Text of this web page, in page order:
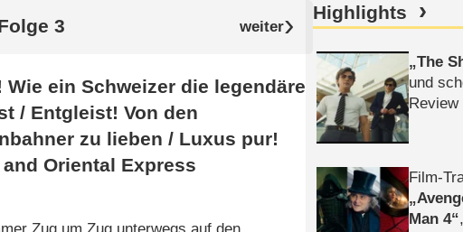
3
ein Schweizer die legendäre
/​ Entgleist! Von den
zu lieben /​ Luxus pur!
Oriental Express
Highlights
The
und
Review
Film-
Man 4 ,